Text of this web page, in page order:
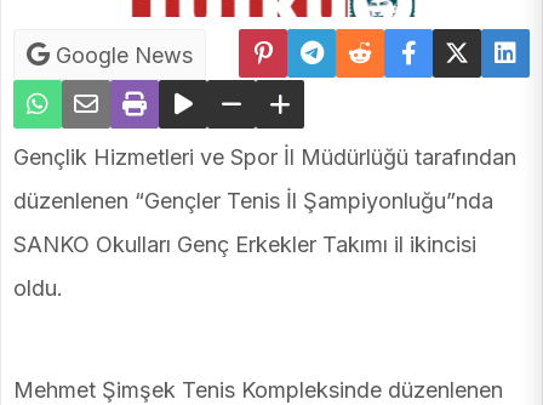
Google News
Gençlik Hizmetleri ve Spor İl Müdürlüğü tarafından
düzenlenen “Gençler Tenis İl Şampiyonluğu”nda
SANKO Okulları Genç Erkekler Takımı il ikincisi
oldu.
Mehmet Şimşek Tenis Kompleksinde düzenlenen